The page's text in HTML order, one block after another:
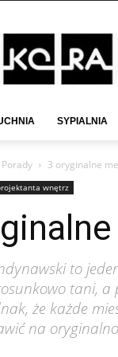
SYPIALNIA
Porady 3 oryginalne
wnętrz
to
tani, a
że każde
na